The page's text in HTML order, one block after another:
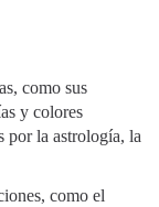
como sus
y colores
por la astrología, la
como el